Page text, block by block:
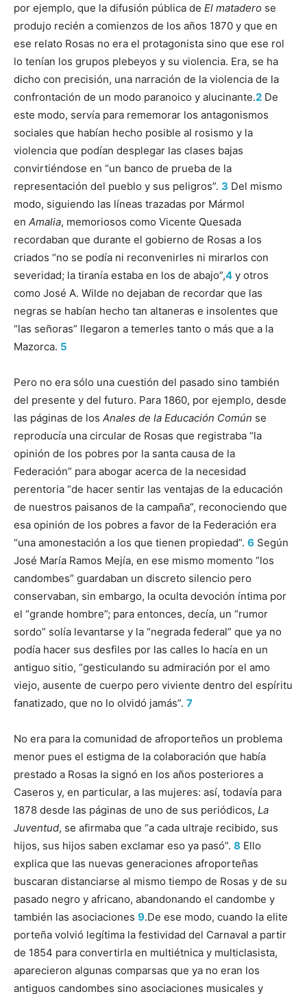
por ejemplo, que la difusión pública de El matadero se
produjo recién a comienzos de los años 1870 y que en
ese relato Rosas no era el protagonista sino que ese rol
lo tenían los grupos plebeyos y su violencia. Era, se ha
dicho con precisión, una narración de la violencia de la
confrontación de un modo paranoico y alucinante.2 De
este modo, servía para rememorar los antagonismos
sociales que habían hecho posible al rosismo y la
violencia que podían desplegar las clases bajas
convirtiéndose en “un banco de prueba de la
representación del pueblo y sus peligros”. 3 Del mismo
modo, siguiendo las líneas trazadas por Mármol
en Amalia, memoriosos como Vicente Quesada
recordaban que durante el gobierno de Rosas a los
criados “no se podía ni reconvenirles ni mirarlos con
severidad; la tiranía estaba en los de abajo”,4 y otros
como José A. Wilde no dejaban de recordar que las
negras se habían hecho tan altaneras e insolentes que
“las señoras” llegaron a temerles tanto o más que a la
Mazorca. 5
Pero no era sólo una cuestión del pasado sino también
del presente y del futuro. Para 1860, por ejemplo, desde
las páginas de los Anales de la Educación Común se
reproducía una circular de Rosas que registraba “la
opinión de los pobres por la santa causa de la
Federación” para abogar acerca de la necesidad
perentoria “de hacer sentir las ventajas de la educación
de nuestros paisanos de la campaña”, reconociendo que
esa opinión de los pobres a favor de la Federación era
“una amonestación a los que tienen propiedad”. 6 Según
José María Ramos Mejía, en ese mismo momento “los
candombes” guardaban un discreto silencio pero
conservaban, sin embargo, la oculta devoción íntima por
el “grande hombre”; para entonces, decía, un “rumor
sordo” solía levantarse y la “negrada federal” que ya no
podía hacer sus desfiles por las calles lo hacía en un
antiguo sitio, “gesticulando su admiración por el amo
viejo, ausente de cuerpo pero viviente dentro del espíritu
fanatizado, que no lo olvidó jamás”. 7
No era para la comunidad de afroporteños un problema
menor pues el estigma de la colaboración que había
prestado a Rosas la signó en los años posteriores a
Caseros y, en particular, a las mujeres: así, todavía para
1878 desde las páginas de uno de sus periódicos, La
Juventud, se afirmaba que “a cada ultraje recibido, sus
hijos, sus hijos saben exclamar eso ya pasó”. 8 Ello
explica que las nuevas generaciones afroporteñas
buscaran distanciarse al mismo tiempo de Rosas y de su
pasado negro y africano, abandonando el candombe y
también las asociaciones 9.De ese modo, cuando la elite
porteña volvió legítima la festividad del Carnaval a partir
de 1854 para convertirla en multiétnica y multiclasista,
aparecieron algunas comparsas que ya no eran los
antiguos candombes sino asociaciones musicales y